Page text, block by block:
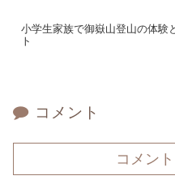
小学生家族で御嶽山登山の体験
ト
コメント
コメン